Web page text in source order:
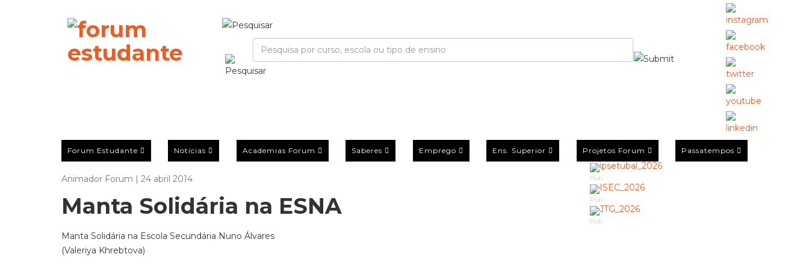
Forum Estudante Notícias Academias Forum Saberes Emprego Ens. Superior Projetos Forum Passatempos
Animador Forum | 24 abril 2014
Manta Solidária na ESNA
Manta Solidária na Escola Secundária Nuno Álvares
(Valeriya Khrebtova)
Pub
Pub
Pub